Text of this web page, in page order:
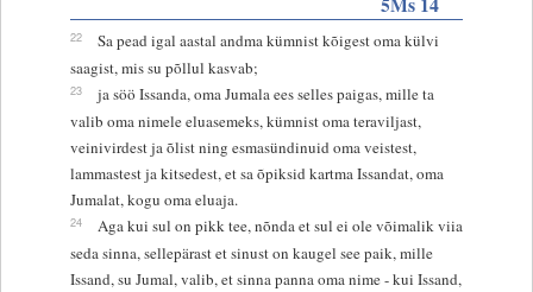
22
Sa pead igal aastal andma kümnist kõigest oma külvi
saagist, mis su põllul kasvab;
23
ja söö Issanda, oma Jumala ees selles paigas, mille ta
valib oma nimele eluasemeks, kümnist oma teraviljast,
veinivirdest ja õlist ning esmasündinuid oma veistest,
lammastest ja kitsedest, et sa õpiksid kartma Issandat, oma
Jumalat, kogu oma eluaja.
24
Aga kui sul on pikk tee, nõnda et sul ei ole võimalik viia
seda sinna, sellepärast et sinust on kaugel see paik, mille
Issand, su Jumal, valib, et sinna panna oma nime - kui Issand,